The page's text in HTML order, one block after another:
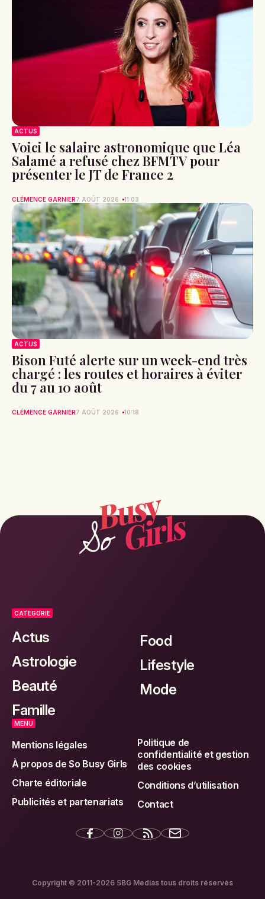
ACTUS
Voici le salaire astronomique que Léa
Salamé a refusé chez BFMTV pour
présenter le JT de France 2
CLÉMENCE GARNIER7 AOÛT 2026 11:03
ACTUS
Bison Futé alerte sur un week-end très
chargé : les routes et horaires à éviter
du 7 au 10 août
CLÉMENCE GARNIER7 AOÛT 2026 10:18
CATEGORIE
Actus
Astrologie
Beauté
Famille
Food
Lifestyle
Mode
MENU
Mentions légales
À propos de So Busy Girls
Charte éditoriale
Publicités et partenariats
Politique de
confidentialité et gestion
des cookies
Conditions d’utilisation
Contact
Copyright © 2011-2026 SBG Medias tous droits réservés